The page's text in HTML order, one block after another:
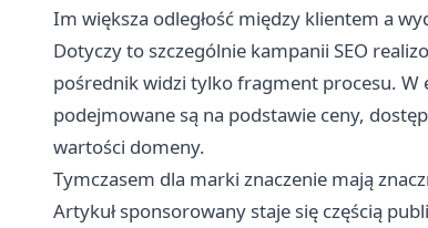
Im większa odległość między klientem a
Dotyczy to szczególnie kampanii SEO
pośrednik widzi tylko fragment procesu. W
podejmowane są na podstawie ceny,
wartości domeny.
Tymczasem dla marki znaczenie mają
Artykuł sponsorowany staje się częścią